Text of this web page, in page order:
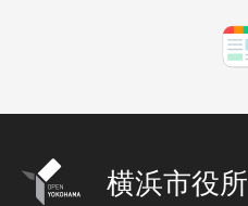
横浜市役所